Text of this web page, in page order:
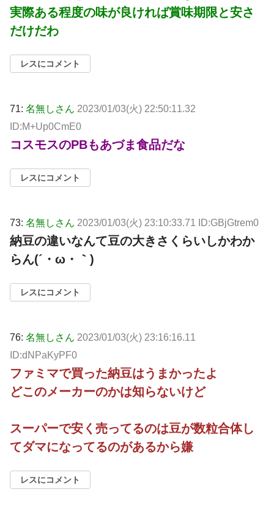
実際ある程度の味が良ければ賞味期限と安さ
だけだわ
レスにコメント
71: 名無しさん 2023/01/03(火) 22:50:11.32
ID:M+Up0CmE0
コスモスのPBもあづま食品だな
レスにコメント
73: 名無しさん 2023/01/03(火) 23:10:33.71 ID:GBjGtrem0
納豆の違いなんて豆の大きさくらいしかわか
らん(´・ω・｀)
レスにコメント
76: 名無しさん 2023/01/03(火) 23:16:16.11
ID:dNPaKyPF0
ファミマで買った納豆はうまかったよ
どこのメーカーのかは知らないけど
スーパーで安く売ってるのは豆が数粒合体し
てダマになってるのがあるから嫌
レスにコメント